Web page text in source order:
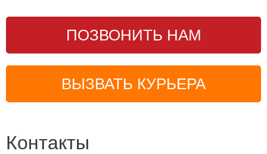
ПОЗВОНИТЬ НАМ
ВЫЗВАТЬ КУРЬЕРА
Контакты